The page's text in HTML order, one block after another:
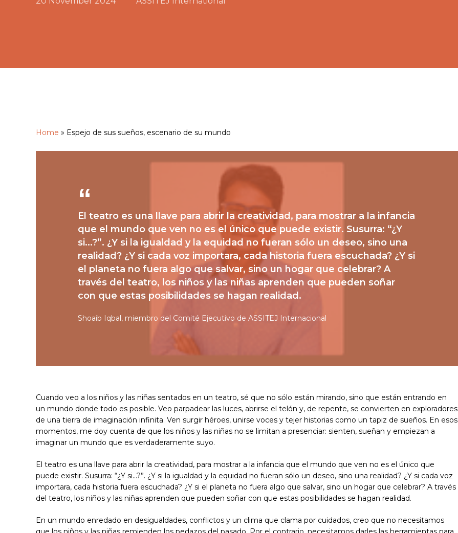
Home » Espejo de sus sueños, escenario de su mundo
El teatro es una llave para abrir la creatividad, para mostrar a la infancia
que el mundo que ven no es el único que puede existir. Susurra: “¿Y
si...?”. ¿Y si la igualdad y la equidad no fueran sólo un deseo, sino una
realidad? ¿Y si cada voz importara, cada historia fuera escuchada? ¿Y si
el planeta no fuera algo que salvar, sino un hogar que celebrar? A
través del teatro, los niños y las niñas aprenden que pueden soñar
con que estas posibilidades se hagan realidad.
Shoaib Iqbal, miembro del Comité Ejecutivo de ASSITEJ Internacional
Cuando veo a los niños y las niñas sentados en un teatro, sé que no sólo están mirando, sino que están entrando en
un mundo donde todo es posible. Veo parpadear las luces, abrirse el telón y, de repente, se convierten en exploradores
de una tierra de imaginación infinita. Ven surgir héroes, unirse voces y tejer historias como un tapiz de sueños. En esos
momentos, me doy cuenta de que los niños y las niñas no se limitan a presenciar: sienten, sueñan y empiezan a
imaginar un mundo que es verdaderamente suyo.
El teatro es una llave para abrir la creatividad, para mostrar a la infancia que el mundo que ven no es el único que
puede existir. Susurra: “¿Y si…?”. ¿Y si la igualdad y la equidad no fueran sólo un deseo, sino una realidad? ¿Y si cada voz
importara, cada historia fuera escuchada? ¿Y si el planeta no fuera algo que salvar, sino un hogar que celebrar? A través
del teatro, los niños y las niñas aprenden que pueden soñar con que estas posibilidades se hagan realidad.
En un mundo enredado en desigualdades, conflictos y un clima que clama por cuidados, creo que no necesitamos